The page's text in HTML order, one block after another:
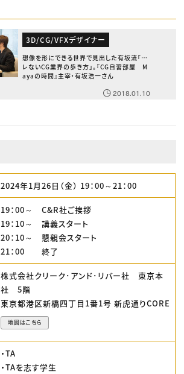
3D/CG/VFXデザイナー
想像を形にできる世界で見出した有坂流「ブ
レないCG業界の歩き方」。『CG自習部屋 M
ayaの時間』主宰・有坂浩一さん
2018.01.10
2024年1月26日（金） 19：00～21：00
19：00～ C&R社ご挨拶
19：10～ 講義スタート
20：10～ 懇親会スタート
21：00 終了
株式会社クリーク･アンド･リバー社 東京本
社 5階
東京都港区新橋四丁目1番1号 新虎通りCORE
地図はこちら
・TA
・TAを志す学生